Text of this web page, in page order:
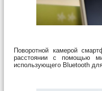
Поворотной камерой
расстоянии с помощью
использующего Bluetooth